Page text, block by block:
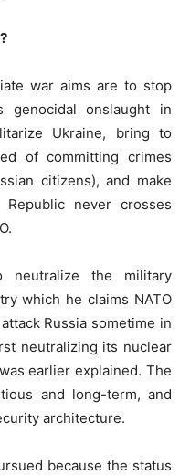
war aims are to stop
genocidal onslaught in
Ukraine, bring to
of committing crimes
citizens), and make
never crosses
neutralize the military
which he claims NATO
Russia sometime in
neutralizing its nuclear
earlier explained. The
and long-term, and
architecture.
because the status